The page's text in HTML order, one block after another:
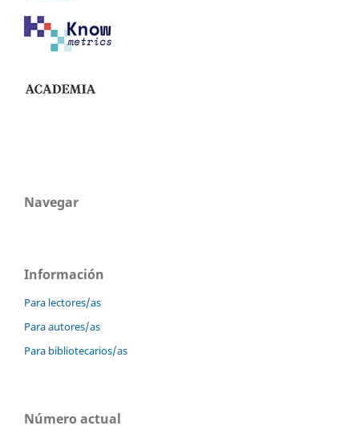
Navegar
Información
Para lectores/as
Para autores/as
Para bibliotecarios/as
Número actual